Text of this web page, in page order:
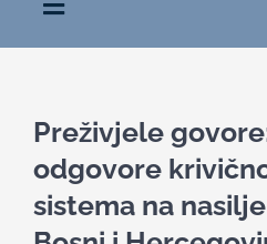
Toggle
Navigation
O
Kalendar
Preživjele
odgovore
sistema na